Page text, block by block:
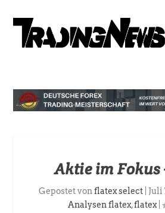
Aktie im Fokus
Gepostet vonflatex select| Juli
Analysen flatex,flatex